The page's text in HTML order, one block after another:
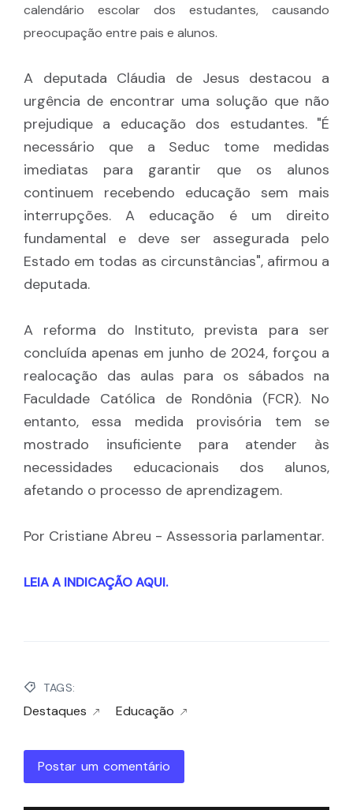
calendário escolar dos estudantes, causando
preocupação entre pais e alunos.
A deputada Cláudia de Jesus destacou a
urgência de encontrar uma solução que não
prejudique a educação dos estudantes. "É
necessário que a Seduc tome medidas
imediatas para garantir que os alunos
continuem recebendo educação sem mais
interrupções. A educação é um direito
fundamental e deve ser assegurada pelo
Estado em todas as circunstâncias", afirmou a
deputada.
A reforma do Instituto, prevista para ser
concluída apenas em junho de 2024, forçou a
realocação das aulas para os sábados na
Faculdade Católica de Rondônia (FCR). No
entanto, essa medida provisória tem se
mostrado insuficiente para atender às
necessidades educacionais dos alunos,
afetando o processo de aprendizagem.
Por Cristiane Abreu - Assessoria parlamentar.
LEIA A INDICAÇÃO AQUI.
TAGS:
Destaques Educação
Postar um comentário